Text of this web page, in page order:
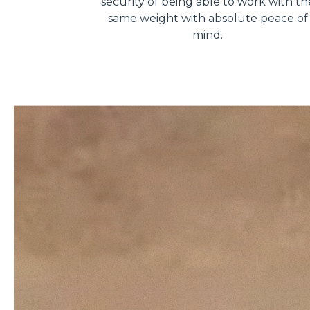
same weight with absolute peace of
mind.